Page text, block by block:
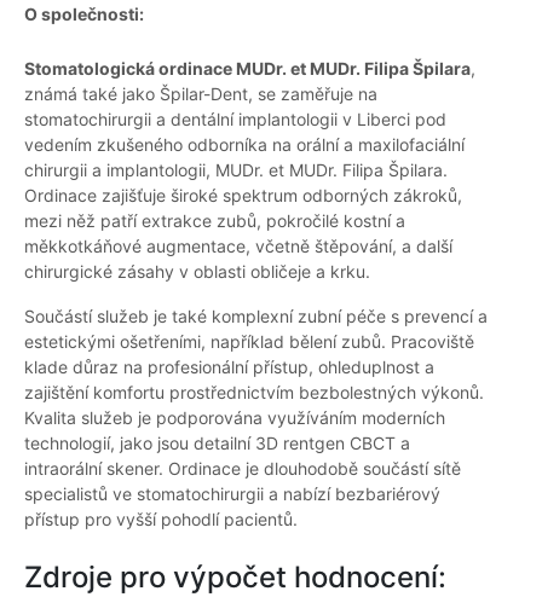
O společnosti:
Stomatologická ordinace MUDr. et MUDr. Filipa Špilara,
známá také jako Špilar-Dent, se zaměřuje na
stomatochirurgii a dentální implantologii v Liberci pod
vedením zkušeného odborníka na orální a maxilofaciální
chirurgii a implantologii, MUDr. et MUDr. Filipa Špilara.
Ordinace zajišťuje široké spektrum odborných zákroků,
mezi něž patří extrakce zubů, pokročilé kostní a
měkkotkáňové augmentace, včetně štěpování, a další
chirurgické zásahy v oblasti obličeje a krku.
Součástí služeb je také komplexní zubní péče s prevencí a
estetickými ošetřeními, například bělení zubů. Pracoviště
klade důraz na profesionální přístup, ohleduplnost a
zajištění komfortu prostřednictvím bezbolestných výkonů.
Kvalita služeb je podporována využíváním moderních
technologií, jako jsou detailní 3D rentgen CBCT a
intraorální skener. Ordinace je dlouhodobě součástí sítě
specialistů ve stomatochirurgii a nabízí bezbariérový
přístup pro vyšší pohodlí pacientů.
Zdroje pro výpočet hodnocení: